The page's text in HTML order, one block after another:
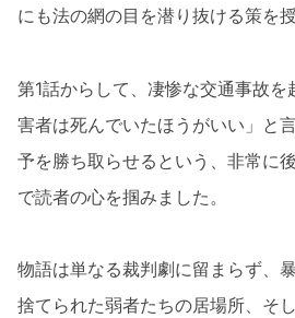
にも法の網の目を潜り抜ける策を授
第1話からして、凄惨な交通事故
害者は死んでいたほうがいい」と
予を勝ち取らせるという、非常に
で読者の心を掴みました。
物語は単なる裁判劇に留まらず、
捨てられた弱者たちの居場所、そ